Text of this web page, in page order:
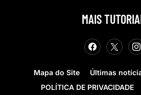
MAIS
Mapa do Site Últimas
POLÍTICA DE PRIVACIDADE